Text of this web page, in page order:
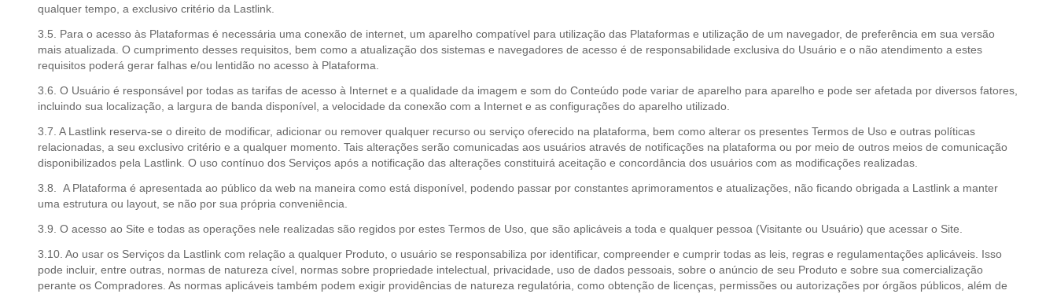
qualquer tempo, a exclusivo critério da Lastlink.
3.5. Para o acesso às Plataformas é necessária uma conexão de internet, um aparelho compatível para utilização das Plataformas e utilização de um navegador, de preferência em sua versão
mais atualizada. O cumprimento desses requisitos, bem como a atualização dos sistemas e navegadores de acesso é de responsabilidade exclusiva do Usuário e o não atendimento a estes
requisitos poderá gerar falhas e/ou lentidão no acesso à Plataforma.
3.6. O Usuário é responsável por todas as tarifas de acesso à Internet e a qualidade da imagem e som do Conteúdo pode variar de aparelho para aparelho e pode ser afetada por diversos fatores,
incluindo sua localização, a largura de banda disponível, a velocidade da conexão com a Internet e as configurações do aparelho utilizado.
3.7. A Lastlink reserva-se o direito de modificar, adicionar ou remover qualquer recurso ou serviço oferecido na plataforma, bem como alterar os presentes Termos de Uso e outras políticas
relacionadas, a seu exclusivo critério e a qualquer momento. Tais alterações serão comunicadas aos usuários através de notificações na plataforma ou por meio de outros meios de comunicação
disponibilizados pela Lastlink. O uso contínuo dos Serviços após a notificação das alterações constituirá aceitação e concordância dos usuários com as modificações realizadas.
3.8. A Plataforma é apresentada ao público da web na maneira como está disponível, podendo passar por constantes aprimoramentos e atualizações, não ficando obrigada a Lastlink a manter
uma estrutura ou layout, se não por sua própria conveniência.
3.9. O acesso ao Site e todas as operações nele realizadas são regidos por estes Termos de Uso, que são aplicáveis a toda e qualquer pessoa (Visitante ou Usuário) que acessar o Site.
3.10. Ao usar os Serviços da Lastlink com relação a qualquer Produto, o usuário se responsabiliza por identificar, compreender e cumprir todas as leis, regras e regulamentações aplicáveis. Isso
pode incluir, entre outras, normas de natureza cível, normas sobre propriedade intelectual, privacidade, uso de dados pessoais, sobre o anúncio de seu Produto e sobre sua comercialização
perante os Compradores. As normas aplicáveis também podem exigir providências de natureza regulatória, como obtenção de licenças, permissões ou autorizações por órgãos públicos, além de